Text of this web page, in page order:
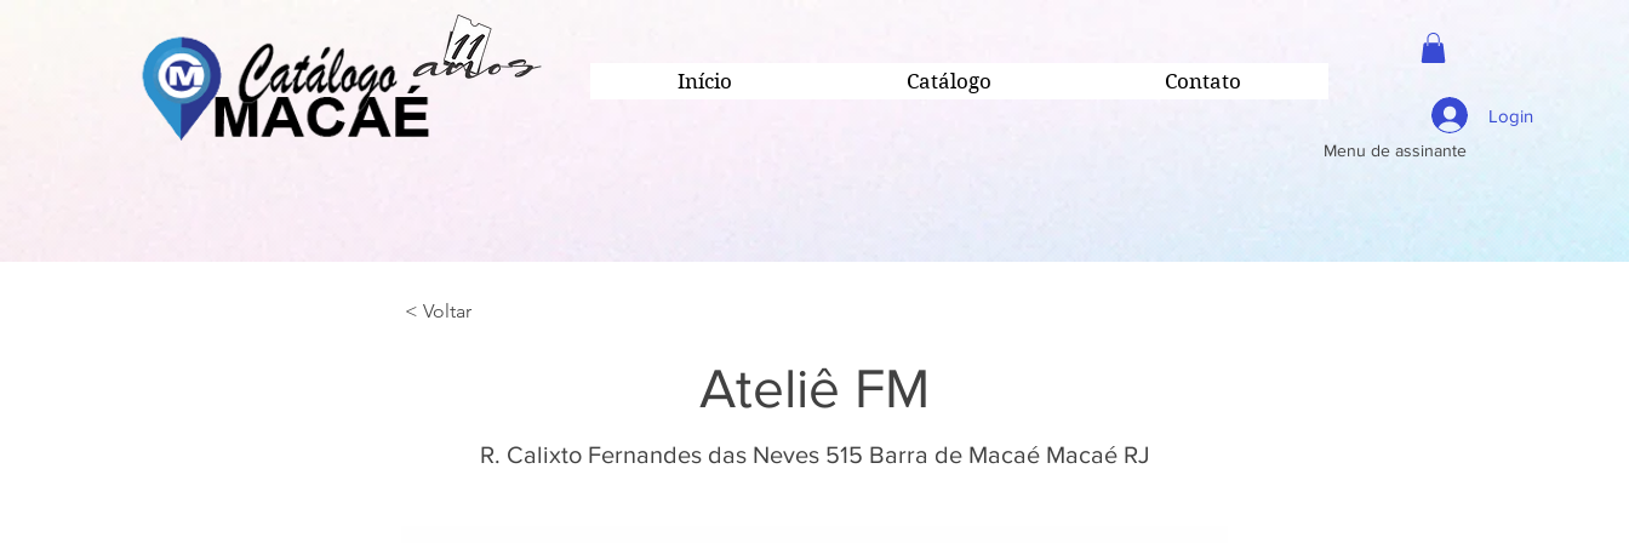
Início Catálogo Contato
Login
Menu de assinante
< Voltar
Ateliê FM
R. Calixto Fernandes das Neves 515 Barra de Macaé Macaé RJ